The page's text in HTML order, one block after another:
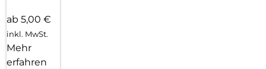
ab 5,00 €
inkl. MwSt.
Mehr
erfahren